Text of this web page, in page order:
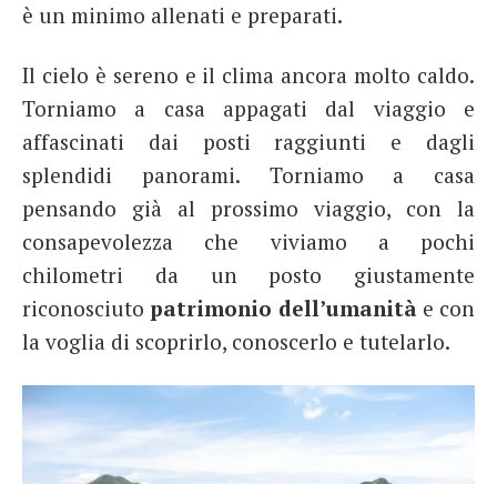
è un minimo allenati e preparati.
Il cielo è sereno e il clima ancora molto caldo.
Torniamo a casa appagati dal viaggio e
affascinati dai posti raggiunti e dagli
splendidi panorami. Torniamo a casa
pensando già al prossimo viaggio, con la
consapevolezza che viviamo a pochi
chilometri da un posto giustamente
riconosciutopatrimonio dell’umanità e con
la voglia di scoprirlo, conoscerlo e tutelarlo.